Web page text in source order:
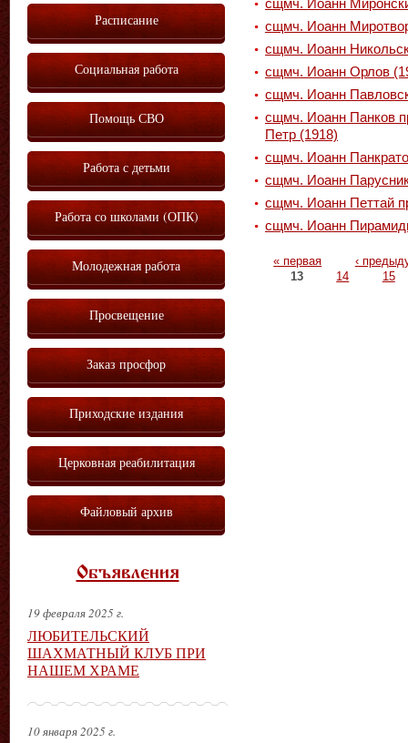
сщмч. Иоанн
сщмч. Иоанн
сщмч. Иоанн
сщмч. Иоанн Орлов
сщмч. Иоанн
сщмч. Иоанн Панков
Петр (1918)
сщмч. Иоанн
сщмч. Иоанн
сщмч. Иоанн Петтай
сщмч. Иоанн
Страницы
« первая
‹
13
14 15
Расписание
Социальная работа
Помощь СВО
Работа с детьми
Работа со школами (ОПК)
Молодежная работа
Просвещение
Заказ просфор
Приходские издания
Церковная реабилитация
Файловый архив
Объявления
19 февраля 2025 г.
ЛЮБИТЕЛЬСКИЙ
ШАХМАТНЫЙ КЛУБ ПРИ
НАШЕМ ХРАМЕ
10 января 2025 г.